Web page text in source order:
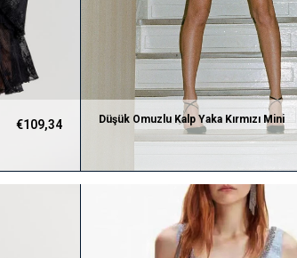
€109,34
Düşük Omuzlu Kalp Yaka Kırmızı Mini